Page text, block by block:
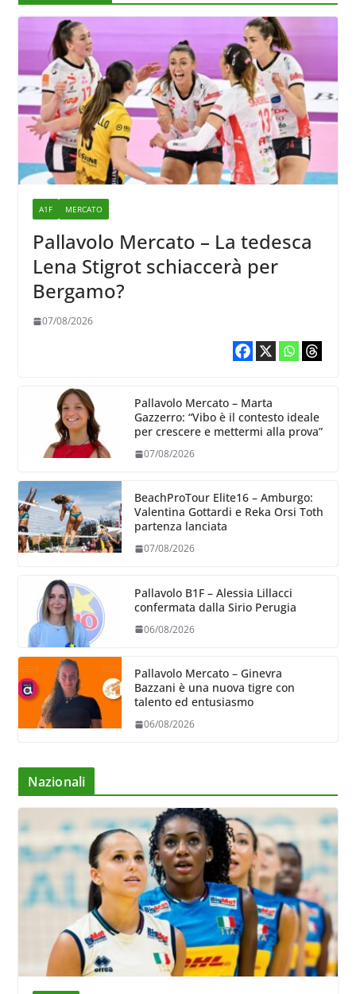
A1F MERCATO
Pallavolo Mercato – La tedesca
Lena Stigrot schiaccerà per
Bergamo?
07/08/2026
Pallavolo Mercato – Marta
Gazzerro: “Vibo è il contesto ideale
per crescere e mettermi alla prova”
07/08/2026
BeachProTour Elite16 – Amburgo:
Valentina Gottardi e Reka Orsi Toth
partenza lanciata
07/08/2026
Pallavolo B1F – Alessia Lillacci
confermata dalla Sirio Perugia
06/08/2026
Pallavolo Mercato – Ginevra
Bazzani è una nuova tigre con
talento ed entusiasmo
06/08/2026
Nazionali